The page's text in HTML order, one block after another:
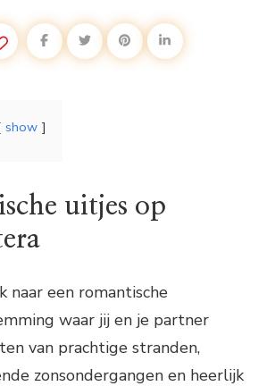
show
uitjes op
naar een romantische
waar jij en je partner
van prachtige stranden,
zonsondergangen en heerlijk